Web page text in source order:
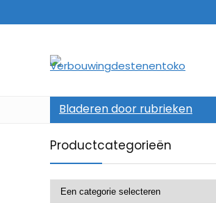
Bladeren door rubrieken
Productcategorieën